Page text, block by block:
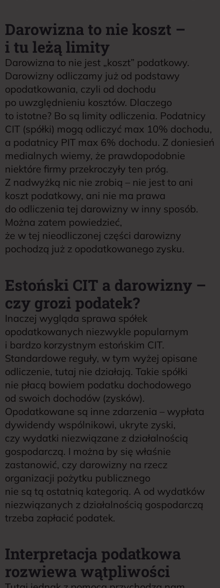
Darowizna to nie koszt –
i tu leżą limity
Darowizna to nie jest „koszt” podatkowy.
Darowizny odliczamy już od podstawy
opodatkowania, czyli od dochodu
po uwzględnieniu kosztów. Dlaczego
to istotne? Bo są limity odliczenia. Podatnicy
CIT (spółki) mogą odliczyć max 10% dochodu,
a podatnicy PIT max 6% dochodu. Z doniesień
medialnych wiemy, że prawdopodobnie
niektóre firmy przekroczyły ten próg.
Z nadwyżką nic nie zrobią – nie jest to ani
koszt podatkowy, ani nie ma prawa
do odliczenia tej darowizny w inny sposób.
Można zatem powiedzieć,
że w tej nieodliczonej części darowizny
pochodzą już z opodatkowanego zysku.
Estoński CIT a darowizny –
czy grozi podatek?
Inaczej wygląda sprawa spółek
opodatkowanych niezwykle popularnym
i bardzo korzystnym estońskim CIT.
Standardowe reguły, w tym wyżej opisane
odliczenie, tutaj nie działają. Takie spółki
nie płacą bowiem podatku dochodowego
od swoich dochodów (zysków).
Opodatkowane są inne zdarzenia – wypłata
dywidendy wspólnikowi, ukryte zyski,
czy wydatki niezwiązane z działalnością
gospodarczą. I można by się właśnie
zastanowić, czy darowizny na rzecz
organizacji pożytku publicznego
nie są tą ostatnią kategorią. A od wydatków
niezwiązanych z działalnością gospodarczą
trzeba zapłacić podatek.
Interpretacja podatkowa
rozwiewa wątpliwości